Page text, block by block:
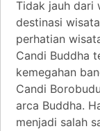
Tidak jauh dari
destinasi
perhatian
Candi Buddha
kemegahan
Candi
arca Buddha.
menjadi salah